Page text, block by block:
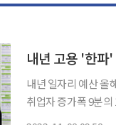
내년 고용 '한
내년 일자리 예산 올
취업자 증가폭 9분